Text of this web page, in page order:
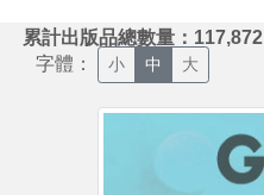
累計出版品總數量：117,872
字體： 小 中 大